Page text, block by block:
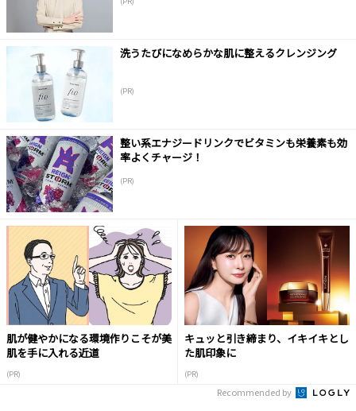
洗うたびになめらかな肌に整えるクレンジング
(PR)
整い系エナジードリンクでビタミンも栄養素も効
率よくチャージ！
(PR)
肌が健やかになる環境作りこそが美
肌を手に入れる近道
(PR)
キュッと引き締まり、イキイキとし
た肌印象に
(PR)
Recommended by